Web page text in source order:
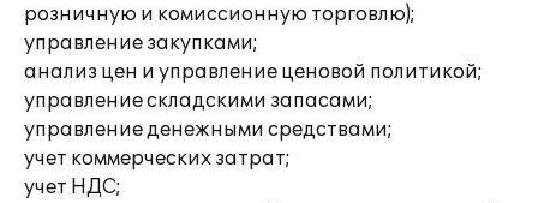
розничную и комиссионную торговлю);
управление закупками;
анализ цен и управление ценовой политикой;
управление складскими запасами;
управление денежными средствами;
учет коммерческих затрат;
учет НДС;